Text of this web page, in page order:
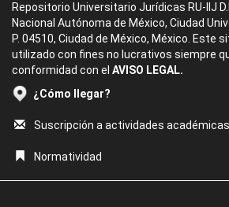
Repositorio Universitario Jurídicas RU-IIJ
Nacional Autónoma de México, Ciudad
P. 04510, Ciudad de México, México. Este
utilizado con fines no lucrativos siempre
conformidad con el AVISO LEGAL.
¿Cómo llegar?
Suscripción a actividades académicas
Normatividad